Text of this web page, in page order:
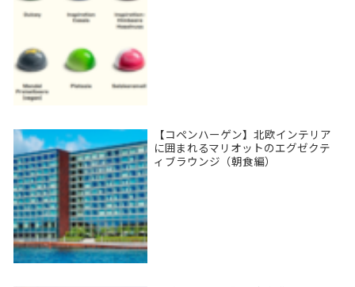
【コペンハーゲン】北欧インテリア
に囲まれるマリオットのエグゼクテ
ィブラウンジ（朝食編）